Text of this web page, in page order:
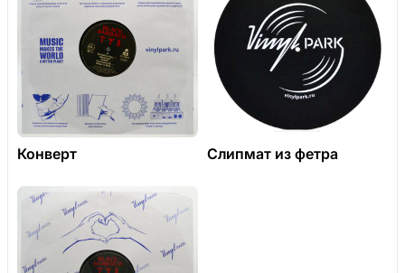
Конверт Слипмат из фетра